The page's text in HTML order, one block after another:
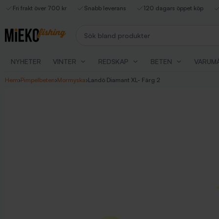
Fri frakt över 700 kr Snabb leverans 120 dagars öppet köp
NYHETER VINTER REDSKAP BETEN
Hem›Pimpelbeten›Mormyska›Landö Diamant XL- Färg 2